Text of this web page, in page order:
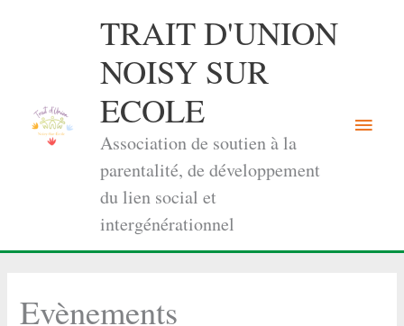
TRAIT D'UNION
NOISY SUR
ECOLE
Association de soutien à la
parentalité, de développement
du lien social et
intergénérationnel
Menu
Evènements